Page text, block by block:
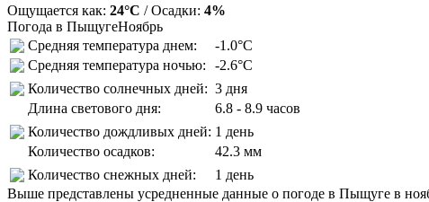
Ощущается как: 24°C / Осадки: 4%
Погода в ПыщугеНоябрь
Средняя температура днем:
-1.0°C
Средняя температура ночью:
-2.6°C
Количество солнечных дней: 3 дня
Длина светового дня:
6.8 - 8.9 часов
Количество дождливых дней: 1 день
Количество осадков:
42.3 мм
Количество снежных дней:
1 день
Выше представлены усредненные данные о погоде в Пыщуге в